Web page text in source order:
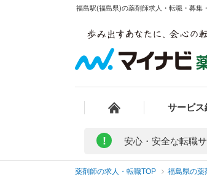
福島駅(福島県)の薬剤師求人・転職・募集
サービス
! 安心・安全な転職
薬剤師の求人・転職TOP 福島県の薬